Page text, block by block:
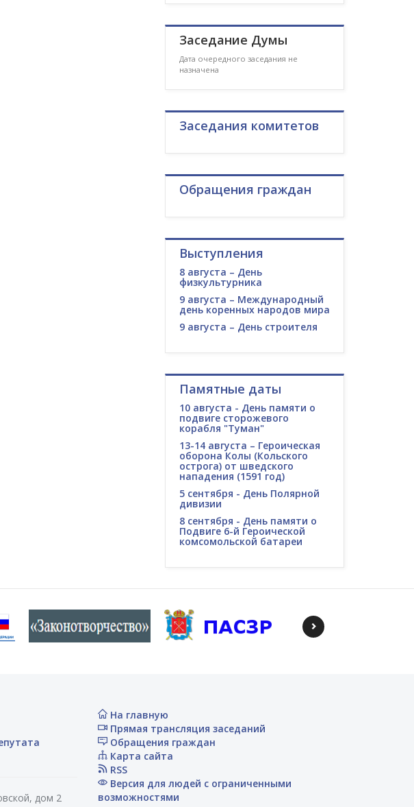
Заседание Думы
Дата очередного заседания не
назначена
Заседания комитетов
Обращения граждан
Выступления
8 августа – День
физкультурника
9 августа – Международный
день коренных народов мира
9 августа – День строителя
Памятные даты
10 августа - День памяти о
подвиге сторожевого
корабля "Туман"
13-14 августа – Героическая
оборона Колы (Кольского
острога) от шведского
нападения (1591 год)
5 сентября - День Полярной
дивизии
8 сентября - День памяти о
Подвиге 6-й Героической
комсомольской батареи
дом 2
На главную
Прямая трансляция заседаний
Обращения граждан
Карта сайта
RSS
Версия для людей с ограниченными
возможностями